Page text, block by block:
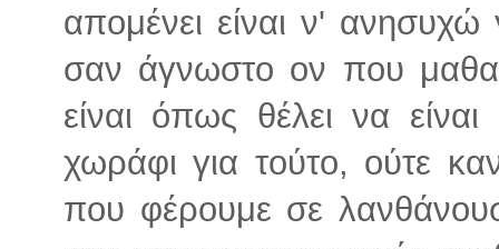
απομένει είναι ν'
σαν άγνωστο ον που
είναι όπως θέλει να
χωράφι για τούτο, ούτε
που φέρουμε σε